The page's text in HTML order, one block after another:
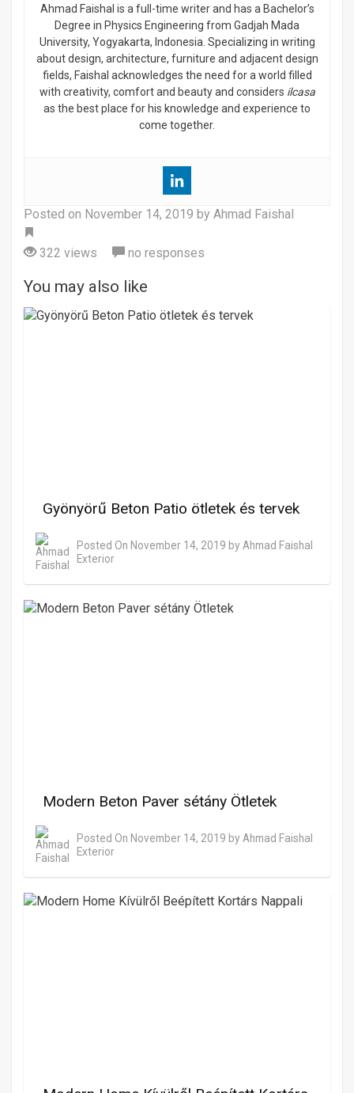
Ahmad Faishal is a full-time writer and has a Bachelor’s
Degree in Physics Engineering from Gadjah Mada
University, Yogyakarta, Indonesia. Specializing in writing
about design, architecture, furniture and adjacent design
fields, Faishal acknowledges the need for a world filled
with creativity, comfort and beauty and considers ilcasa
as the best place for his knowledge and experience to
come together.
Posted on November 14, 2019 by Ahmad Faishal
322 views
no responses
You may also like
Gyönyörű Beton Patio ötletek és tervek
Posted On November 14, 2019 by Ahmad Faishal
Exterior
Modern Beton Paver sétány Ötletek
Posted On November 14, 2019 by Ahmad Faishal
Exterior